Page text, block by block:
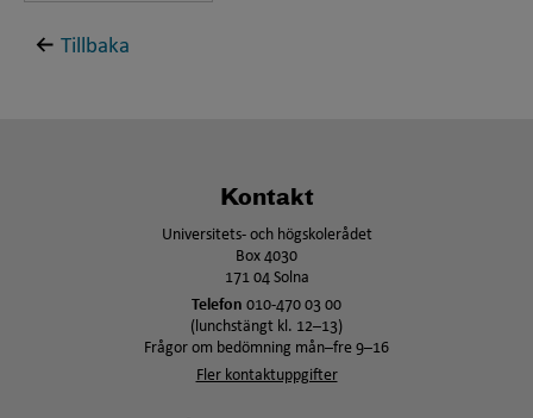
Tillbaka
Kontakt
Universitets- och högskolerådet
Box 4030
171 04 Solna
Telefon 010-470 03 00
(lunchstängt kl. 12–13)
Frågor om bedömning mån–fre 9–16
Fler kontaktuppgifter